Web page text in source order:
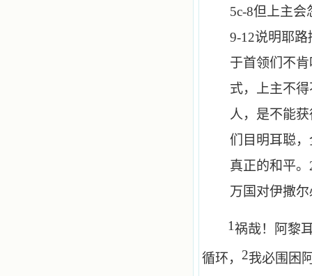
5c-8但上主会
9-12说明耶路
于首领们不
式，上主不
人，是不能
们目明耳聪
真正的和平。
万国对伊撒
1祸哉！阿黎
循环， 2我必围困